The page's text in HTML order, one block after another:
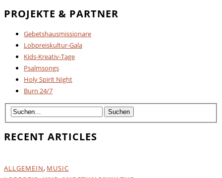
PROJEKTE & PARTNER
Gebetshausmissionare
Lobpreiskultur-Gala
Kids-Kreativ-Tage
Psalmsongs
Holy Spirit Night
Burn 24/7
RECENT ARTICLES
ALLGEMEIN, MUSIC